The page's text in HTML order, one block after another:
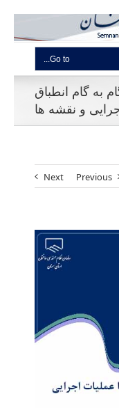
Go to...
به گام انطباق
و نقشه ها
Previous
Next